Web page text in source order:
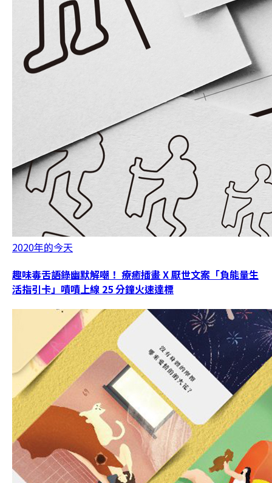
2020年的今天
趣味毒舌語錄幽默解嘲！ 療癒插畫 X 厭世文案「負能量生
活指引卡」嘖嘖上線 25 分鐘火速達標